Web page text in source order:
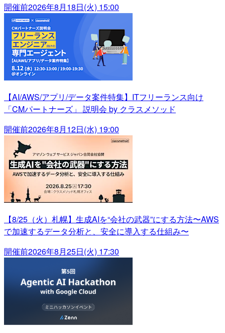
開催前2026年8月18日(火) 15:00
【AI/AWS/アプリ/データ案件特集】ITフリーランス向け
「CMパートナーズ」 説明会 by クラスメソッド
開催前2026年8月12日(水) 19:00
【8/25（火）札幌】生成AIを“会社の武器”にする方法〜AWS
で加速するデータ分析と、安全に導入する仕組み〜
開催前2026年8月25日(火) 17:30